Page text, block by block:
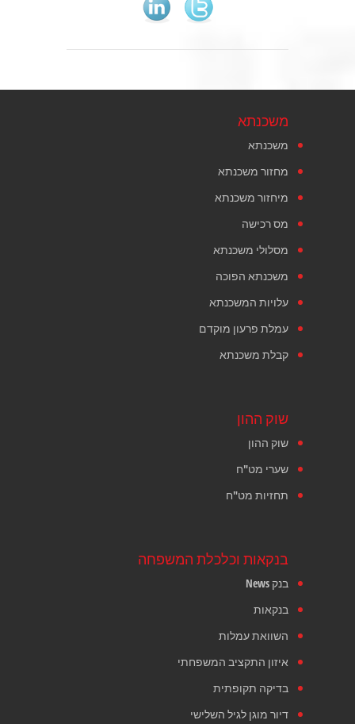
משכנתא
משכנתא
מחזור משכנתא
מיחזור משכנתא
מס רכישה
מסלולי משכנתא
משכנתא הפוכה
עלויות המשכנתא
עמלת פרעון מוקדם
קבלת משכנתא
שוק ההון
שוק ההון
שערי מט"ח
תחזיות מט"ח
בנקאות וכלכלת המשפחה
בנק News
בנקאות
השוואת עמלות
איזון התקציב המשפחתי
בדיקה תקופתית
דיור מוגן לגיל השלישי